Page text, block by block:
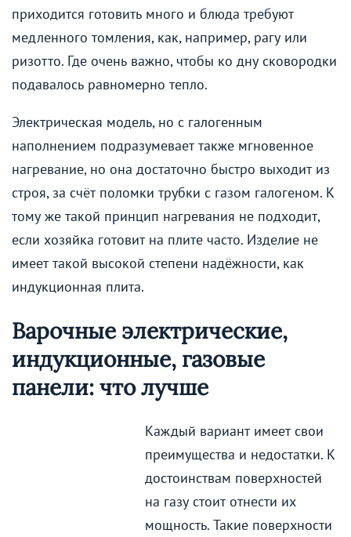
приходится готовить много и блюда требуют
медленного томления, как, например, рагу или
ризотто. Где очень важно, чтобы ко дну сковородки
подавалось равномерно тепло.
Электрическая модель, но с галогенным
наполнением подразумевает также мгновенное
нагревание, но она достаточно быстро выходит из
строя, за счёт поломки трубки с газом галогеном. К
тому же такой принцип нагревания не подходит,
если хозяйка готовит на плите часто. Изделие не
имеет такой высокой степени надёжности, как
индукционная плита.
Варочные электрические,
индукционные, газовые
панели: что лучше
Каждый вариант имеет свои
преимущества и недостатки. К
достоинствам поверхностей
на газу стоит отнести их
мощность. Такие поверхности